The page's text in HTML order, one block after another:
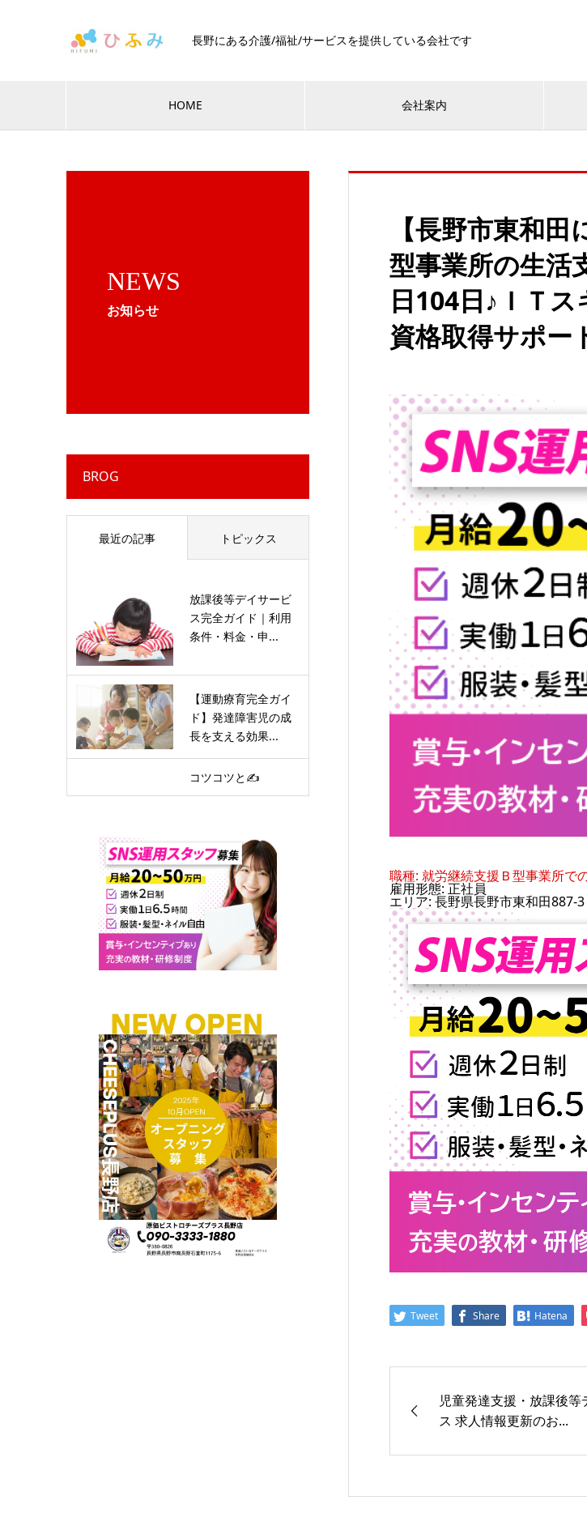
長野にある介護/福祉/サービスを提供している会社です
HOME 会社案内
NEWS
お知らせ
【長野市東和
型事業所の生活
日104日♪ＩＴ
資格取得サポ
職種: 就労継続支援Ｂ型事業所で
雇用形態: 正社員
エリア: 長野県長野市東和田887-3
Tweet Share Hatena
児童発達支援・放課後等
ス 求人情報更新のお...
BROG
最近の記事 トピックス
放課後等デイサービ
ス完全ガイド｜利用
条件・料金・申...
【運動療育完全ガイ
ド】発達障害児の成
長を支える効果...
コツコツと✍